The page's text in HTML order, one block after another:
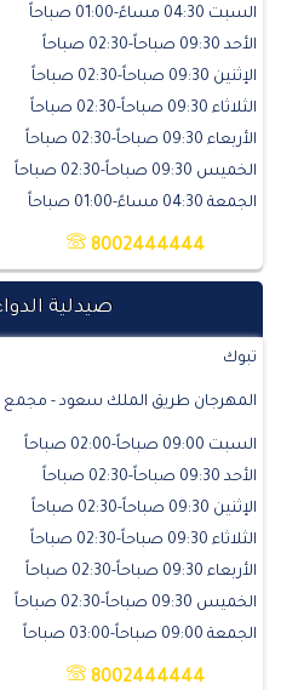
السبت 04:30 مساءً-01:00 صباحاً
الأحد 09:30 صباحاً-02:30 صباحاً
الإثنين 09:30 صباحاً-02:30 صباحاً
الثلاثاء 09:30 صباحاً-02:30 صباحاً
الأربعاء 09:30 صباحاً-02:30 صباحاً
الخميس 09:30 صباحاً-02:30 صباحاً
الجمعة 04:30 مساءً-01:00 صباحاً
8002444444
صيدلية الدواء
تبوك
المهرجان طريق الملك سعود - مجمع
السبت 09:00 صباحاً-02:00 صباحاً
الأحد 09:30 صباحاً-02:30 صباحاً
الإثنين 09:30 صباحاً-02:30 صباحاً
الثلاثاء 09:30 صباحاً-02:30 صباحاً
الأربعاء 09:30 صباحاً-02:30 صباحاً
الخميس 09:30 صباحاً-02:30 صباحاً
الجمعة 09:00 صباحاً-03:00 صباحاً
8002444444